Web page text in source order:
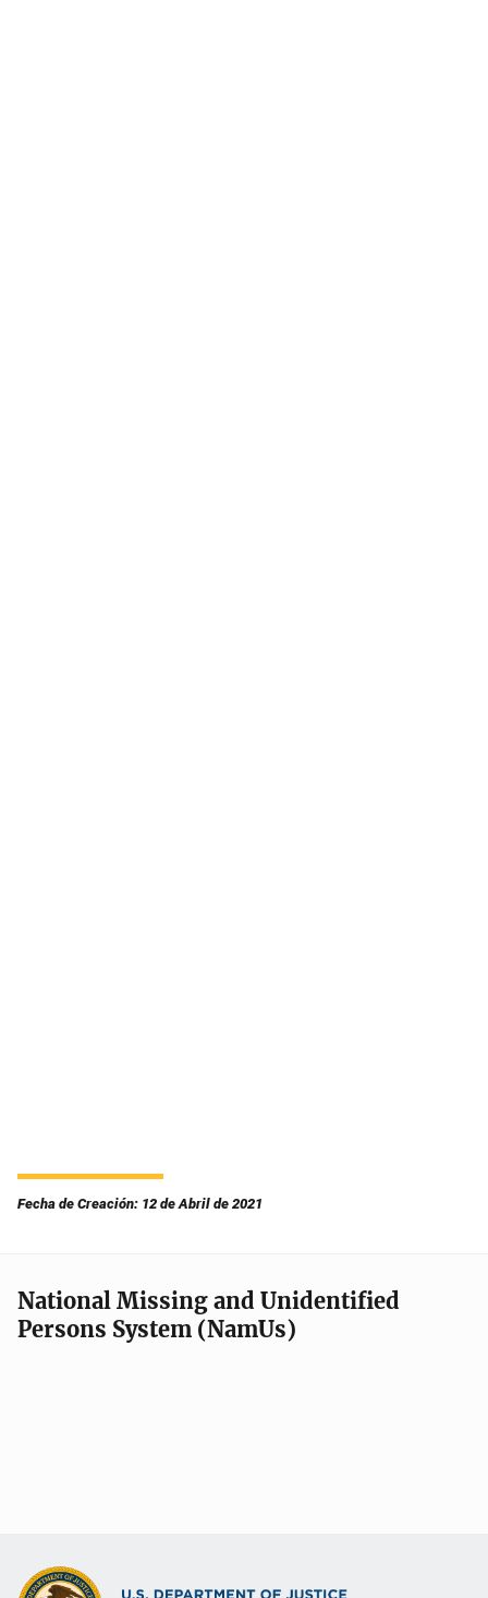
Fecha de Creación: 12 de Abril de 2021
National Missing and Unidentified
Persons System (NamUs)